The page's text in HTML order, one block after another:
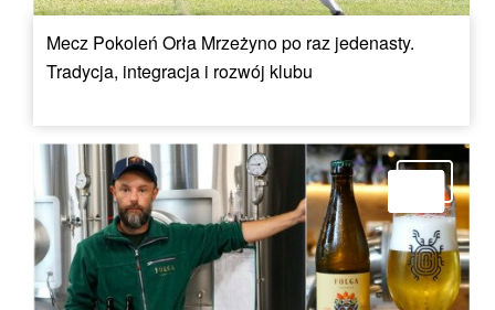
Mecz Pokoleń Orła Mrzeżyno po raz jedenasty.
Tradycja, integracja i rozwój klubu